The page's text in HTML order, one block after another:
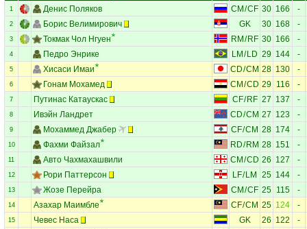
1 Денис Поляков CM /CF 30 166 -
2 Борис Велимирович GK 30 168 -
3 Токмак Чол Нгуен RM / RF 30 166 -
4 Педро Энрике LM / LD 29 144 -
5 Хисаси Имаи CD/CM 28 130 -
6 Гонам Мохамед CM /CD 29 116 -
7 Путинас Катаускас CF/RF 27 137 -
8 Ивэйн Ландрет CD/CM 27 123 -
9 Мохаммед Джабер CF/CM 28 174 -
10 Фахми Файзал RD/ RM 28 151 -
11 Авто Чахмахашвили CM /CD 26 127 -
12 Рори Паттерсон LF/ LM 25 144 -
13 Жозе Перейра CM /CF 25 115 -
14 Азахар Маимбле CF/CM 25 124 -
15 Чевес Наса GK 26 122 -